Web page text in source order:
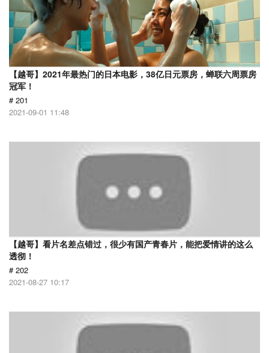
【越哥】2021年最热门的日本电影，38亿日元票房，蝉联六周票房
冠军！
# 201
2021-09-01 11:48
【越哥】看片名差点错过，很少有国产青春片，能把爱情讲的这么
透彻！
# 202
2021-08-27 10:17